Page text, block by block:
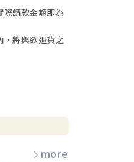
際請款金額即為
，將與欲退貨之
more